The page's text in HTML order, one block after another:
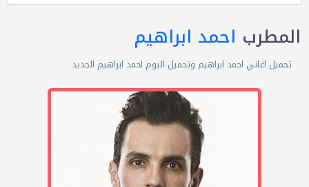
المطرب احمد ابراهيم
تحميل اغاني احمد ابراهيم وتحميل البوم احمد ابراهيم الجديد